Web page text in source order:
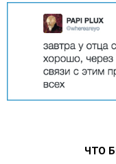
ЧТО